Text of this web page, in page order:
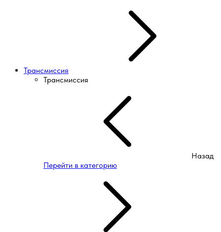
Трансмиссия
Трансмиссия
Назад
Перейти в категорию